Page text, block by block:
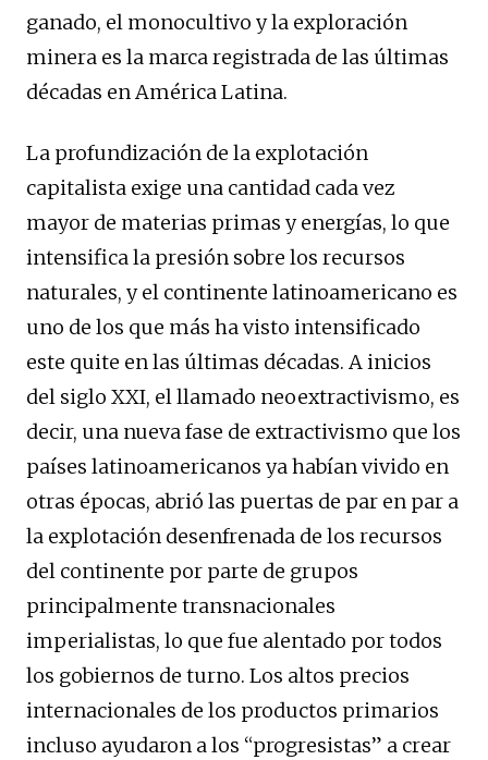
ganado, el monocultivo y la exploración
minera es la marca registrada de las últimas
décadas en América Latina.
La profundización de la explotación
capitalista exige una cantidad cada vez
mayor de materias primas y energías, lo que
intensifica la presión sobre los recursos
naturales, y el continente latinoamericano es
uno de los que más ha visto intensificado
este quite en las últimas décadas. A inicios
del siglo XXI, el llamado neoextractivismo, es
decir, una nueva fase de extractivismo que los
países latinoamericanos ya habían vivido en
otras épocas, abrió las puertas de par en par a
la explotación desenfrenada de los recursos
del continente por parte de grupos
principalmente transnacionales
imperialistas, lo que fue alentado por todos
los gobiernos de turno. Los altos precios
internacionales de los productos primarios
incluso ayudaron a los “progresistas” a crear